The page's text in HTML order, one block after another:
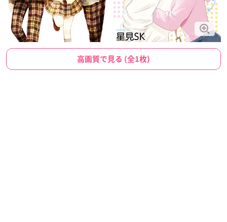
高画質で見る (全1枚)